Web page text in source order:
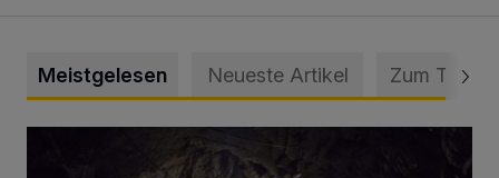
Meistgelesen Neueste Artikel Zum Thema